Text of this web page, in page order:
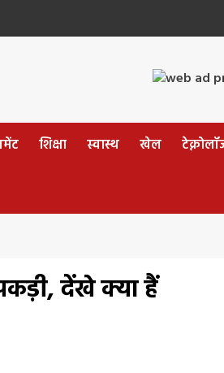
शिक्षा स्वास्थ खेल
देंखे क्या हैं